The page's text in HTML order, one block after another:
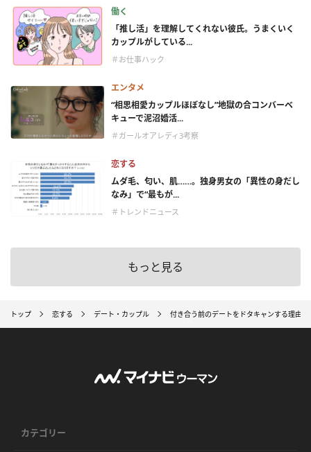
働く
「推し活」を理解してくれない彼氏。うまくいく
カップルがしている...
＃お仕事ハック
エンタメ
“相思相愛カップルほぼなし”地獄の合コンバーベ
キューで泥沼婚活...
＃ガールオアレディ3考察
恋する
ムダ毛、匂い、肌……。独身男女の「異性の身だし
なみ」で“最もが...
＃トレンドニュース
もっと見る
トップ 恋する デート・カップル 付き合う前のデートをドタキャンする理由
カテゴリー